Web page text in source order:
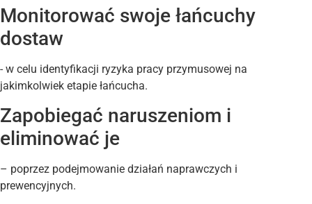
Monitorować swoje łańcuchy
dostaw
- w celu identyfikacji ryzyka pracy przymusowej na
jakimkolwiek etapie łańcucha.
Zapobiegać naruszeniom i
eliminować je
– poprzez podejmowanie działań naprawczych i
prewencyjnych.